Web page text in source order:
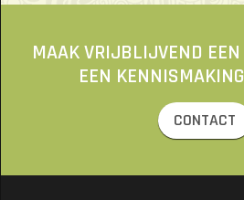
MAAK VRIJBLIJVEND EEN
EEN
CONTACT